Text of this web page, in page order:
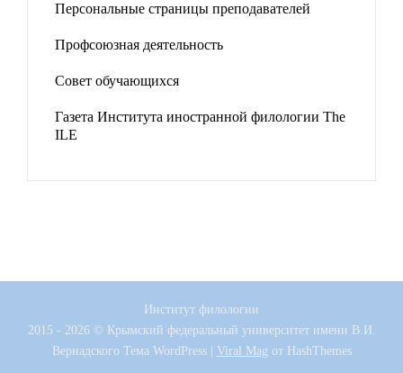
Персональные страницы преподавателей
Профсоюзная деятельность
Совет обучающихся
Газета Института иностранной филологии The
ILE
Институт филологии
2015 - 2026 © Крымский федеральный университет имени В.И.
ВернадскогоТема WordPress | Viral Mag от HashThemes